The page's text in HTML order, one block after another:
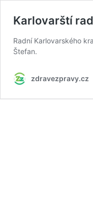
Karlovarští
Radní Karlovarského
Štefan.
zdravezpravy.cz